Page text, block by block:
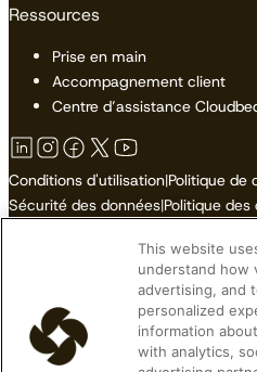
Ressources
Prise en main
Accompagnement client
Centre d’assistance
Conditions d'utilisation|Politique de
Sécurité des données|Politique des
Ne pas vendre ni partager mes
© 2026 Cloudbeds. Tous droits
This website
understand how
advertising, and
personalized
information
with analytics,